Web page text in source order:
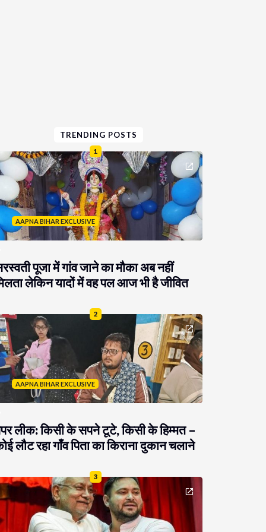
TRENDING POSTS
1
AAPNA BIHAR EXCLUSIVE
पूजा में गांव जाने का मौका अब नहीं
लेकिन यादों में वह पल आज भी है जीवित
2
AAPNA BIHAR EXCLUSIVE
लीक: किसी के सपने टूटे, किसी के हिम्मत –
लौट रहा गाँव पिता का किराना दुकान चलाने
3